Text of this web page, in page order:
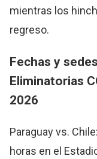
mientras los
regreso.
Fechas y
Eliminatorias
2026
Paraguay vs.
horas en el